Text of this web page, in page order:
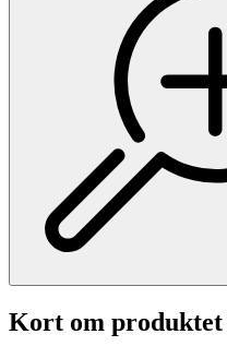
Kort om produktet